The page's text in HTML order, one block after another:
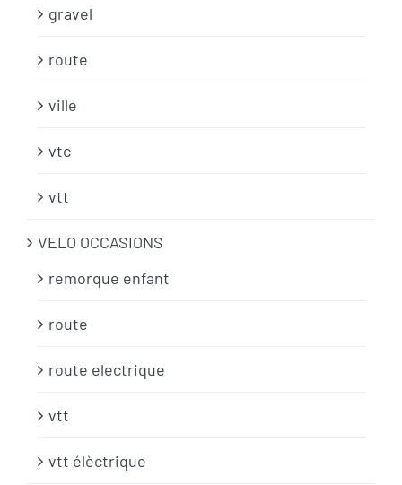
gravel
route
ville
vtc
vtt
VELO OCCASIONS
remorque enfant
route
route electrique
vtt
vtt élèctrique